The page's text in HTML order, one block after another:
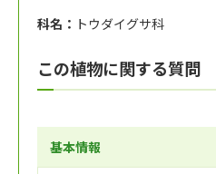
科名： トウダイグサ科
この植物に関する質問
基本情報